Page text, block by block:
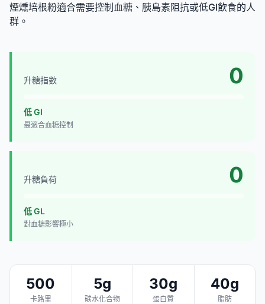
煙燻培根粉適合需要控制血糖、胰島素阻抗或低GI飲食的人
群。
升糖指數 0
低 GI
最適合血糖控制
升糖負荷 0
低 GL
對血糖影響極小
500
卡路里
5g
碳水化合物
30g
蛋白質
40g
脂肪